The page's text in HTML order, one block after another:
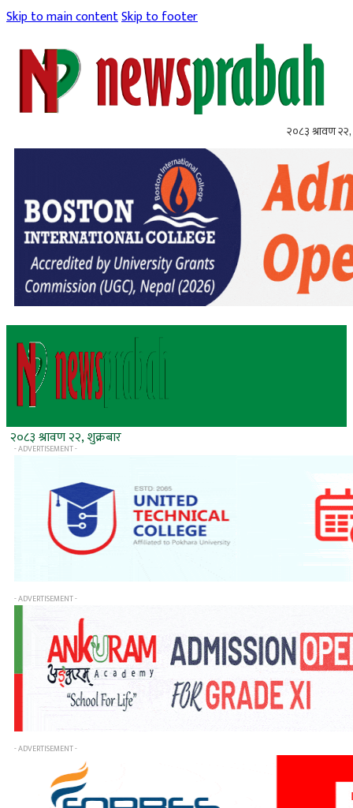
Skip to main contentSkip to footer
२०८३ श्रावण २२,
२०८३ श्रावण २२, शुक्रबार
- ADVERTISEMENT -
- ADVERTISEMENT -
- ADVERTISEMENT -